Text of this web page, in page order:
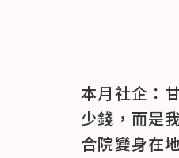
本月社企：
少錢，而是
合院變身在